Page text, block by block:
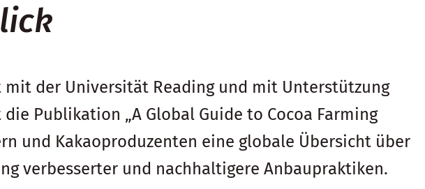
der Universität Reading und mit Unterstützung
Publikation „A Global Guide to Cocoa Farming
und Kakaoproduzenten eine globale Übersicht über
verbesserter und nachhaltigere Anbaupraktiken.